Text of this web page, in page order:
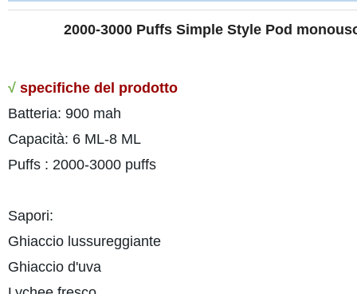
2000-3000 Puffs Simple Style Pod
√specifiche del prodotto
Batteria: 900 mah
Capacità: 6 ML-8 ML
Puffs : 2000-3000 puffs
Sapori:
Ghiaccio lussureggiante
Ghiaccio d'uva